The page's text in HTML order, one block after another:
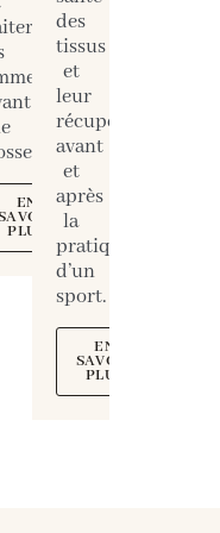
EN
PLUS
des
tissus
et
leur
récupération
avant
et
après
la
pratique
d’un
sport.
EN
SAVOIR
PLUS